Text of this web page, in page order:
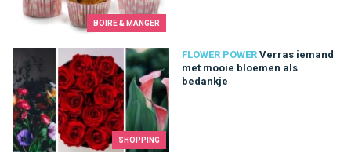
BOIRE & MANGER
SHOPPING
FLOWER POWER Verras iemand
met mooie bloemen als
bedankje
Verras iemand met mooie bloemen als bedankje